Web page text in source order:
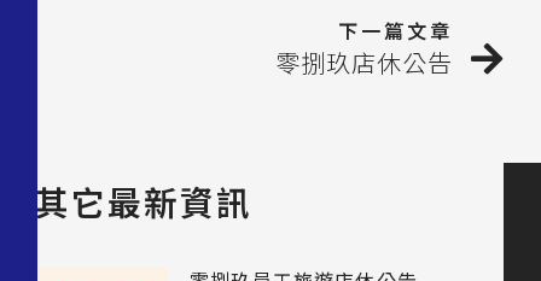
下一篇文章
零捌玖店休公告
其它最新資訊